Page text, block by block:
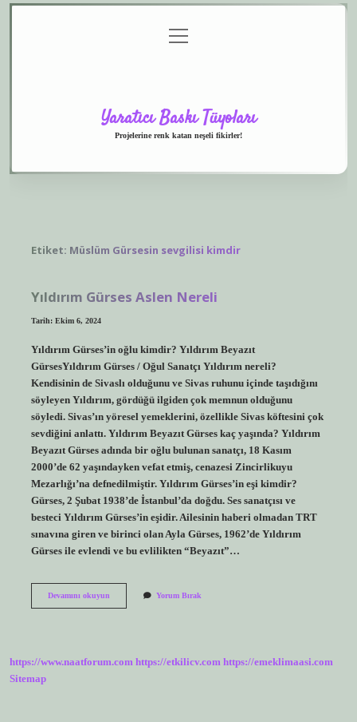
menüyü
aç
Yaratıcı Baskı Tüyoları
Projelerine renk katan neşeli fikirler!
Etiket: Müslüm Gürsesin sevgilisi kimdir
Yıldırım Gürses Aslen Nereli
Tarih: Ekim 6, 2024
Yıldırım Gürses’in oğlu kimdir? Yıldırım Beyazıt
GürsesYıldırım Gürses / Oğul Sanatçı Yıldırım nereli?
Kendisinin de Sivaslı olduğunu ve Sivas ruhunu içinde taşıdığını
söyleyen Yıldırım, gördüğü ilgiden çok memnun olduğunu
söyledi. Sivas’ın yöresel yemeklerini, özellikle Sivas köftesini çok
sevdiğini anlattı. Yıldırım Beyazıt Gürses kaç yaşında? Yıldırım
Beyazıt Gürses adında bir oğlu bulunan sanatçı, 18 Kasım
2000’de 62 yaşındayken vefat etmiş, cenazesi Zincirlikuyu
Mezarlığı’na defnedilmiştir. Yıldırım Gürses’in eşi kimdir?
Gürses, 2 Şubat 1938’de İstanbul’da doğdu. Ses sanatçısı ve
besteci Yıldırım Gürses’in eşidir. Ailesinin haberi olmadan TRT
sınavına giren ve birinci olan Ayla Gürses, 1962’de Yıldırım
Gürses ile evlendi ve bu evlilikten “Beyazıt”…
Devamını okuyunYıldırım
Yorum Bırak
https://www.naatforum.com https://etkilicv.com https://emeklimaasi.com
Sitemap